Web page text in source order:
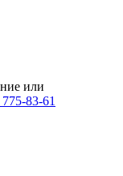
или
83-61